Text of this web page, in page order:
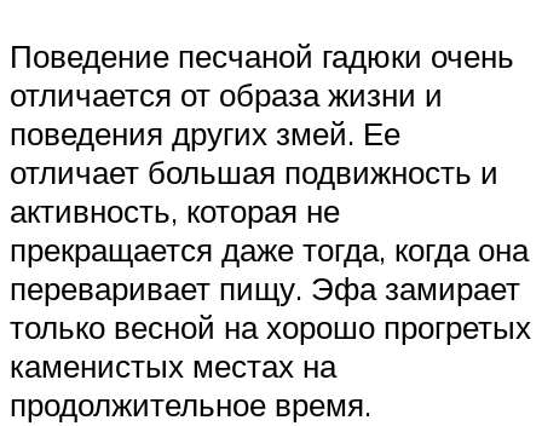
Поведение песчаной гадюки очень
отличается от образа жизни и
поведения других змей. Ее
отличает большая подвижность и
активность, которая не
прекращается даже тогда, когда она
переваривает пищу. Эфа замирает
только весной на хорошо прогретых
каменистых местах на
продолжительное время.